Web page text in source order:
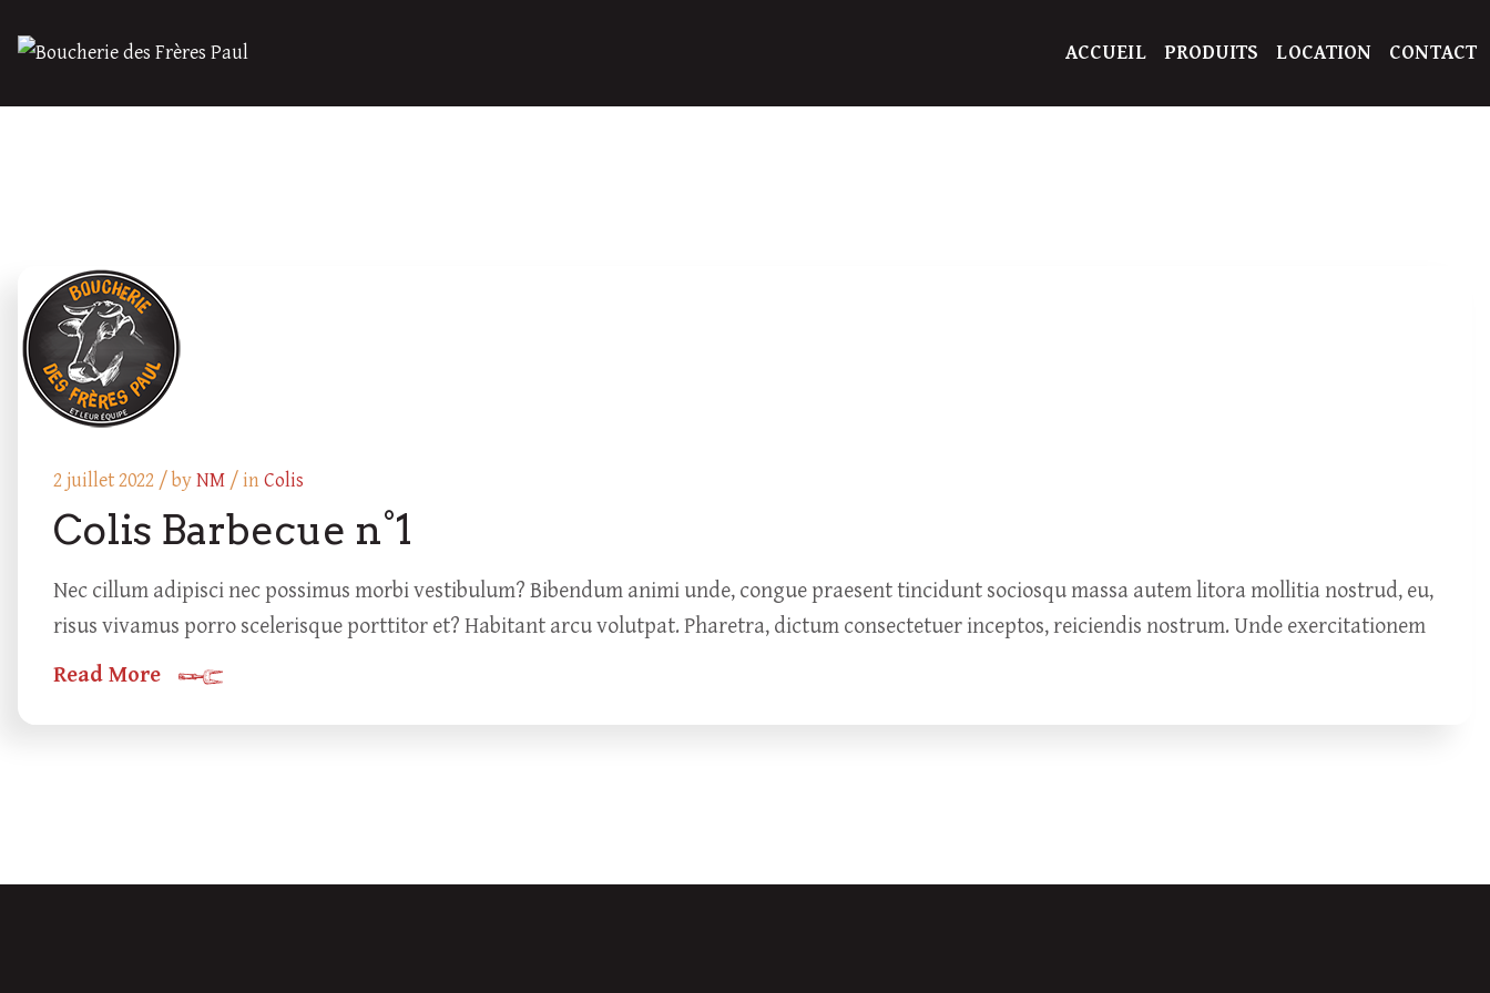
ACCUEIL PRODUITS LOCATION CONTACT
2 juillet 2022 /byNM / inColis
Colis Barbecue n°1
Nec cillum adipisci nec possimus morbi vestibulum? Bibendum animi unde, congue praesent tincidunt sociosqu massa autem litora mollitia nostrud, eu,
risus vivamus porro scelerisque porttitor et? Habitant arcu volutpat. Pharetra, dictum consectetuer inceptos, reiciendis nostrum. Unde exercitationem
Read More